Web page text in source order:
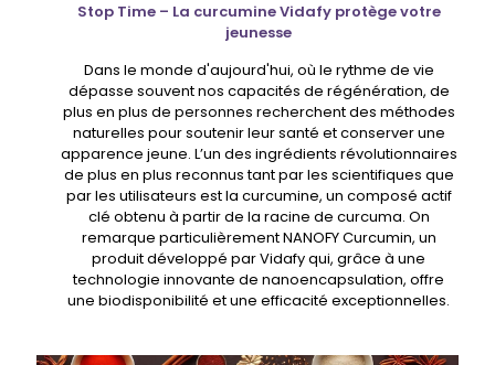
Stop Time – La curcumine Vidafy protège votre
jeunesse
Dans le monde d'aujourd'hui, où le rythme de vie
dépasse souvent nos capacités de régénération, de
plus en plus de personnes recherchent des méthodes
naturelles pour soutenir leur santé et conserver une
apparence jeune. L’un des ingrédients révolutionnaires
de plus en plus reconnus tant par les scientifiques que
par les utilisateurs est la curcumine, un composé actif
clé obtenu à partir de la racine de curcuma. On
remarque particulièrement NANOFY Curcumin, un
produit développé par Vidafy qui, grâce à une
technologie innovante de nanoencapsulation, offre
une biodisponibilité et une efficacité exceptionnelles.